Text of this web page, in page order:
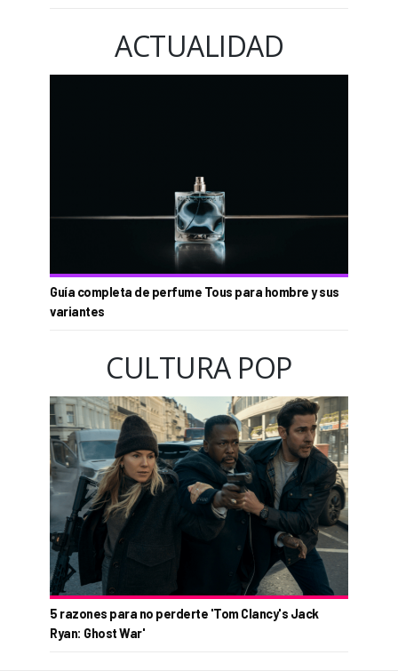
ACTUALIDAD
Guía completa de perfume Tous para hombre y sus
variantes
CULTURA POP
5 razones para no perderte 'Tom Clancy's Jack
Ryan: Ghost War'